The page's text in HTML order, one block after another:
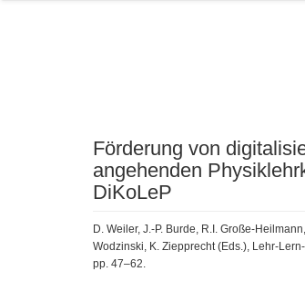
Förderung von
angehenden
DiKoLeP
D. Weiler, J.-P. Burde, R.I. Große-
Wodzinski, K. Ziepprecht (Eds.), Lehr-
pp. 47–62.